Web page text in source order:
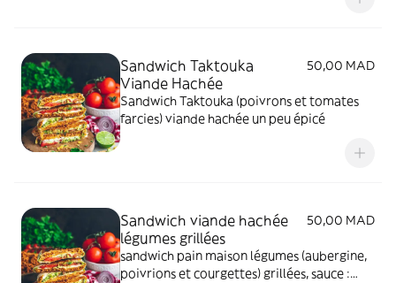
Sandwich Taktouka
Viande Hachée
50,00 MAD
Sandwich Taktouka (poivrons et tomates
farcies) viande hachée un peu épicé
Sandwich viande hachée
légumes grillées
50,00 MAD
sandwich pain maison légumes (aubergine,
poivrions et courgettes) grillées, sauce :